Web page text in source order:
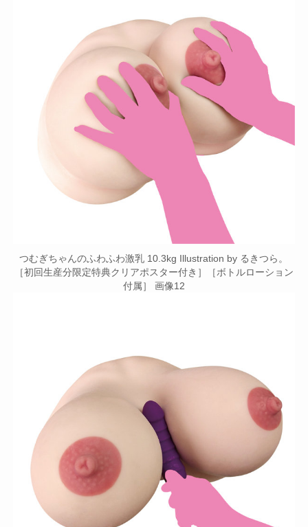
つむぎちゃんのふわふわ激乳 10.3kg Illustration by るきつら。
［初回生産分限定特典クリアポスター付き］［ボトルローション
付属］ 画像12